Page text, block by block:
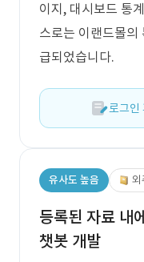
이지, 대시보드 통
스로는 이랜드몰의
급되었습니다.
로그인
유사도 높음 외
등록된 자료 내
챗봇 개발